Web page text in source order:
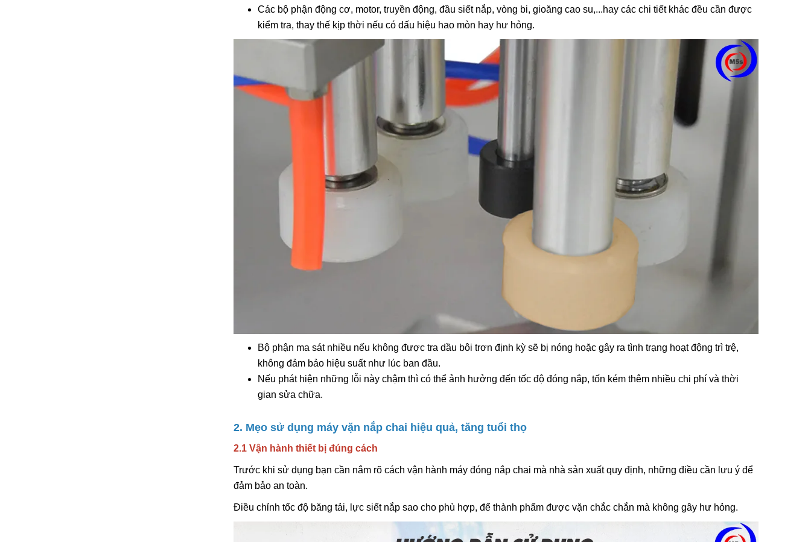
Các bộ phận động cơ, motor, truyền động, đầu siết nắp, vòng bi, gioăng cao su,...hay các chi tiết khác đều cần được
kiểm tra, thay thế kịp thời nếu có dấu hiệu hao mòn hay hư hỏng.
Bộ phận ma sát nhiều nếu không được tra dầu bôi trơn định kỳ sẽ bị nóng hoặc gây ra tình trạng hoạt động trì trệ,
không đảm bảo hiệu suất như lúc ban đầu.
Nếu phát hiện những lỗi này chậm thì có thể ảnh hưởng đến tốc độ đóng nắp, tốn kém thêm nhiều chi phí và thời
gian sửa chữa.
2. Mẹo sử dụng máy vặn nắp chai hiệu quả, tăng tuổi thọ
2.1 Vận hành thiết bị đúng cách
Trước khi sử dụng bạn cần nắm rõ cách vận hành máy đóng nắp chai mà nhà sản xuất quy định, những điều cần lưu ý để
đảm bảo an toàn.
Điều chỉnh tốc độ băng tải, lực siết nắp sao cho phù hợp, để thành phẩm được vặn chắc chắn mà không gây hư hỏng.